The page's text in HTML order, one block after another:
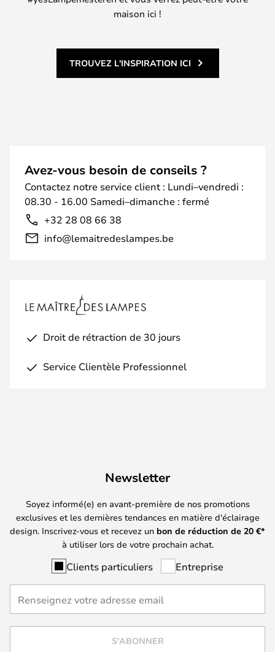
maison ici !
TROUVEZ L'INSPIRATION ICI
Avez-vous besoin de conseils ?
Contactez notre service client : Lundi–vendredi :
08.30 - 16.00 Samedi–dimanche : fermé
+32 28 08 66 38
info@lemaitredeslampes.be
Droit de rétraction de 30 jours
Service Clientèle Professionnel
Newsletter
Soyez informé(e) en avant-première de nos promotions
exclusives et les dernières tendances en matière d'éclairage
design. Inscrivez-vous et recevez un bon de réduction de 20 €*
à utiliser lors de votre prochain achat.
Clients particuliers Entreprise
S'ABONNER